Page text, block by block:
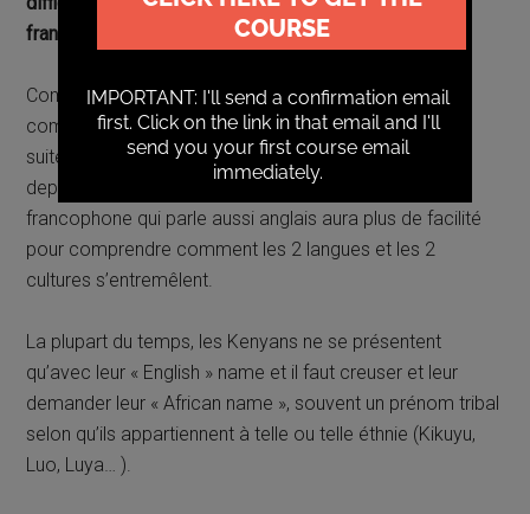
francophone selon toi?
Comme la culture Kenyane et Tanzanienne sont
complètement imprégnées de l’influence de l’anglais
suite à la colonisation et malgré leur indépendance
depuis une cinquantaine d’année, je pense qu’un
francophone qui parle aussi anglais aura plus de facilité
pour comprendre comment les 2 langues et les 2
cultures s’entremêlent.
La plupart du temps, les Kenyans ne se présentent
qu’avec leur « English » name et il faut creuser et leur
demander leur « African name », souvent un prénom tribal
selon qu’ils appartiennent à telle ou telle éthnie (Kikuyu,
Luo, Luya… ).